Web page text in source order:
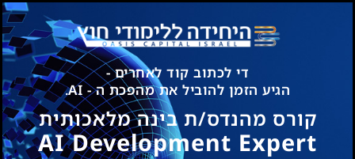
די לכתוב קוד לאחרים -
הגיע הזמן להוביל את מהפכת ה - AI.
קורס מהנדס/ת בינה מלאכותית
AI Development Expert